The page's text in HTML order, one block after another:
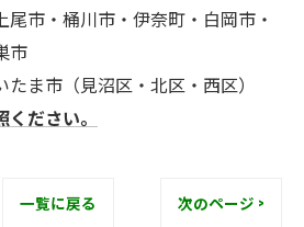
市・桶川市・伊奈町・白岡市・
市
ま市（見沼区・北区・西区）
ださい。
一覧に戻る 次のページ >